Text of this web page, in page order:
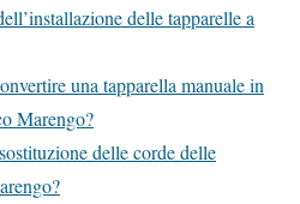
delle tapparelle a
una tapparella manuale in
Marengo?
delle corde delle